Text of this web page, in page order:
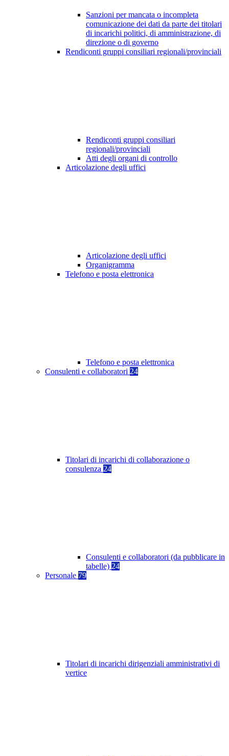
Sanzioni per mancata o incompleta
comunicazione dei dati da parte dei titolari
di incarichi politici, di amministrazione, di
direzione o di governo
Rendiconti gruppi consiliari regionali/provinciali
Rendiconti gruppi consiliari
regionali/provinciali
Atti degli organi di controllo
Articolazione degli uffici
Articolazione degli uffici
Organigramma
Telefono e posta elettronica
Telefono e posta elettronica
Consulenti e collaboratori 24
Titolari di incarichi di collaborazione o
consulenza 24
Consulenti e collaboratori (da pubblicare in
tabelle) 24
Personale 79
Titolari di incarichi dirigenziali amministrativi di
vertice